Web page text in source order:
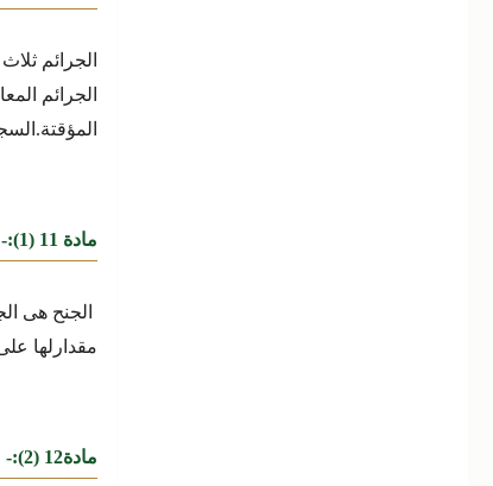
الجرائم
الجرائم
المؤقتة.
مادة 11 (1):-
الجنح هى
مقدارلها
مادة12 (2):-